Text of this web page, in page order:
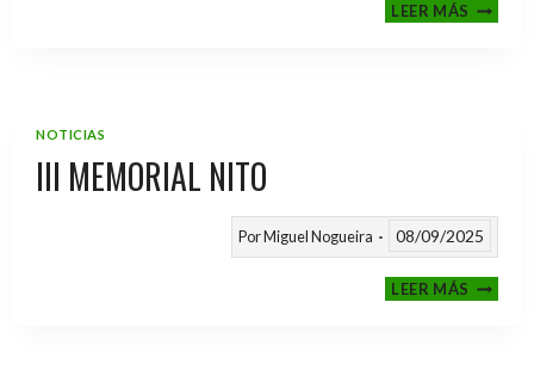
LEER MÁS
NOTICIAS
III MEMORIAL NITO
PorMiguel Nogueira 08/09/2025
LEER MÁSIII